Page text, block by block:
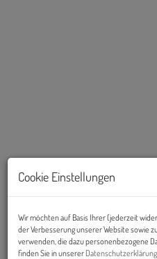
Cookie Einstellungen
Wir möchten auf Basis Ihrer (jederzeit
der Verbesserung unserer Website sowie
verwenden, die dazu personenbezogene
finden Sie in unserer Datenschutzerklärung